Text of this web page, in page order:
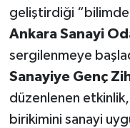
geliştirdiği
Ankara Sanayi
sergilenmeye
Sanayiye Genç
düzenlenen
birikimini sanayi